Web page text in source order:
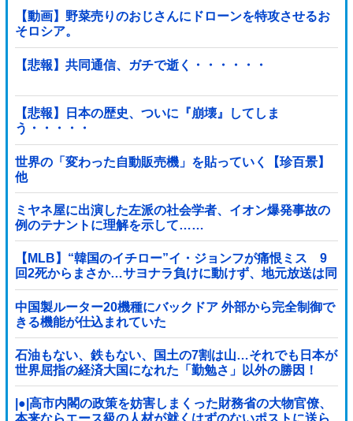
【動画】野菜売りのおじさんにドローンを特攻させるお
そロシア。
【悲報】共同通信、ガチで逝く・・・・・・
【悲報】日本の歴史、ついに『崩壊』してしま
う・・・・・
世界の「変わった自動販売機」を貼っていく【珍百景】
他
ミヤネ屋に出演した左派の社会学者、イオン爆発事故の
例のテナントに理解を示して……
【MLB】“韓国のイチロー”イ・ジョンフが痛恨ミス 9
回2死からまさか…サヨナラ負けに動けず、地元放送は同
情「不運でした」
中国製ルーター20機種にバックドア 外部から完全制御で
きる機能が仕込まれていた
石油もない、鉄もない、国土の7割は山…それでも日本が
世界屈指の経済大国になれた「勤勉さ」以外の勝因！
|●|高市内閣の政策を妨害しまくった財務省の大物官僚、